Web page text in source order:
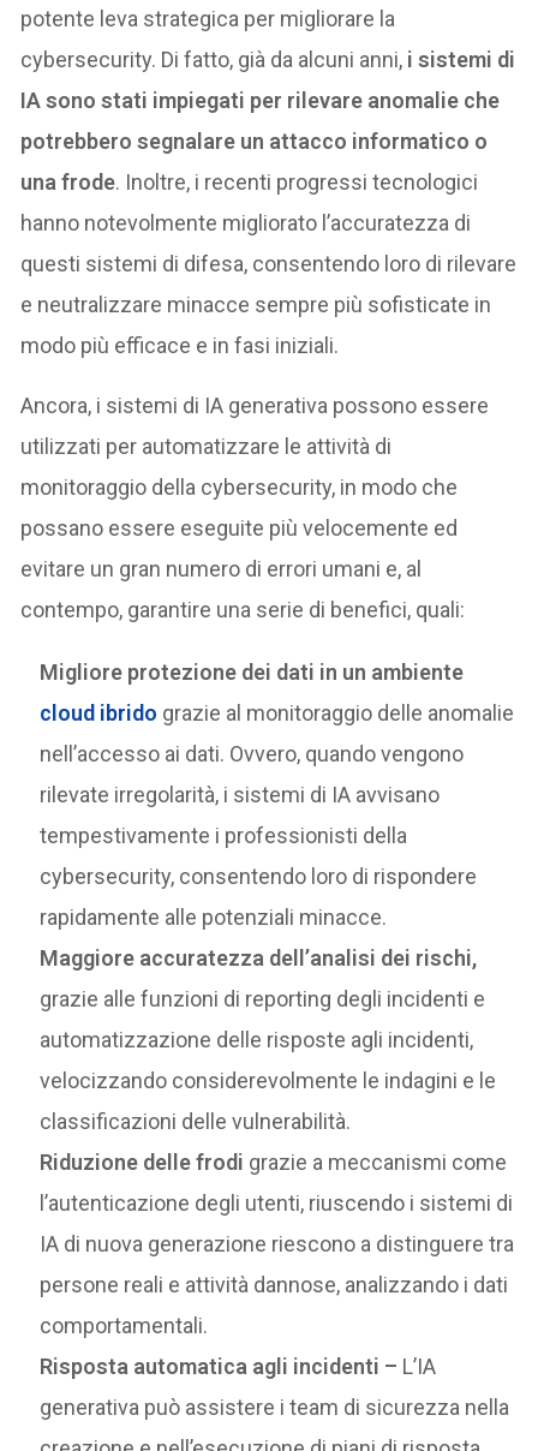
potente leva strategica per migliorare la
cybersecurity. Di fatto, già da alcuni anni, i sistemi di
IA sono stati impiegati per rilevare anomalie che
potrebbero segnalare un attacco informatico o
una frode. Inoltre, i recenti progressi tecnologici
hanno notevolmente migliorato l’accuratezza di
questi sistemi di difesa, consentendo loro di rilevare
e neutralizzare minacce sempre più sofisticate in
modo più efficace e in fasi iniziali.
Ancora, i sistemi di IA generativa possono essere
utilizzati per automatizzare le attività di
monitoraggio della cybersecurity, in modo che
possano essere eseguite più velocemente ed
evitare un gran numero di errori umani e, al
contempo, garantire una serie di benefici, quali:
Migliore protezione dei dati in un ambiente
cloud ibrido grazie al monitoraggio delle anomalie
nell’accesso ai dati. Ovvero, quando vengono
rilevate irregolarità, i sistemi di IA avvisano
tempestivamente i professionisti della
cybersecurity, consentendo loro di rispondere
rapidamente alle potenziali minacce.
Maggiore accuratezza dell’analisi dei rischi,
grazie alle funzioni di reporting degli incidenti e
automatizzazione delle risposte agli incidenti,
velocizzando considerevolmente le indagini e le
classificazioni delle vulnerabilità.
Riduzione delle frodi grazie a meccanismi come
l’autenticazione degli utenti, riuscendo i sistemi di
IA di nuova generazione riescono a distinguere tra
persone reali e attività dannose, analizzando i dati
comportamentali.
Risposta automatica agli incidenti – L’IA
generativa può assistere i team di sicurezza nella